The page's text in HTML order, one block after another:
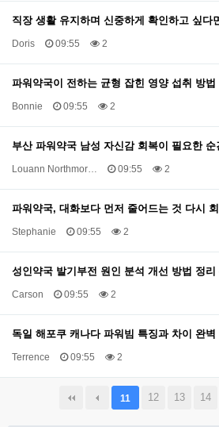
직장 생활 유지하며 신중하게 확인하고 싶다
Doris 09:55 2
파워약국이 전하는 균형 잡힌 영양 섭취 방법
Bonnie 09:55 2
부산 파워약국 남성 자신감 회복이 필요한
Louann Northmor… 09:55 2
파워약국, 대화보다 먼저 줄어드는 것 다시
Stephanie 09:55 2
성인약국 발기부전 원인 분석 개선 방법 정
Carson 09:55 2
독일 해포쿠 캐나다 파워빔 특징과 차이 완벽
Terrence 09:55 2
11 12 13 14